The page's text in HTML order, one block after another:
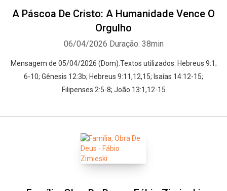
A Páscoa De Cristo: A Humanidade Vence O
Orgulho
06/04/2026 Duração: 38min
Mensagem de 05/04/2026 (Dom).Textos utilizados: Hebreus 9:1;
6-10; Gênesis 12:3b; Hebreus 9:11,12,15; Isaías 14:12-15;
Filipenses 2:5-8; João 13:1,12-15